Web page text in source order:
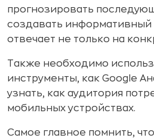
прогнозировать
создавать информативный
отвечает не только на
Также необходимо
инструменты, как Google
узнать, как аудитория
мобильных устройствах.
Самое главное помнить,